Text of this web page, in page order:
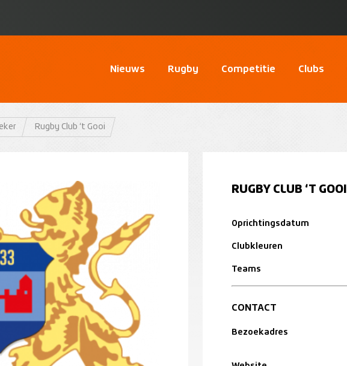
Nieuws Rugby Competitie Clubs
Rugby Club ‘t Gooi
RUGBY CLUB ‘T GOOI
Oprichtingsdatum
Clubkleuren
Teams
CONTACT
Bezoekadres